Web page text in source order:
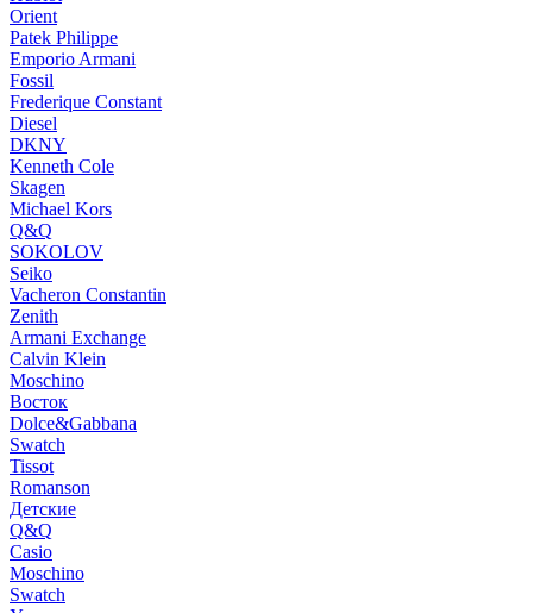
Orient
Patek Philippe
Emporio Armani
Fossil
Frederique Constant
Diesel
DKNY
Kenneth Cole
Skagen
Michael Kors
Q&Q
SOKOLOV
Seiko
Vacheron Constantin
Zenith
Armani Exchange
Calvin Klein
Moschino
Восток
Dolce&Gabbana
Swatch
Tissot
Romanson
Детские
Q&Q
Casio
Moschino
Swatch